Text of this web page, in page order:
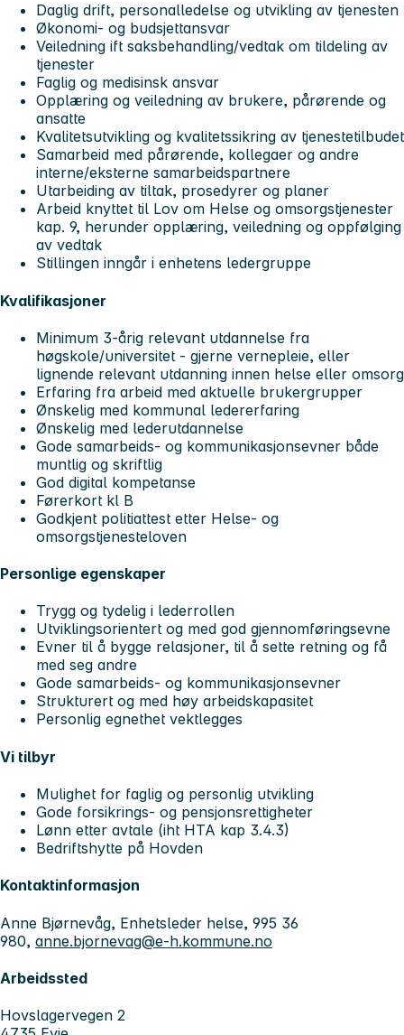
Daglig drift, personalledelse og utvikling av tjenesten
Økonomi- og budsjettansvar
Veiledning ift saksbehandling/vedtak om tildeling av
tjenester
Faglig og medisinsk ansvar
Opplæring og veiledning av brukere, pårørende og
ansatte
Kvalitetsutvikling og kvalitetssikring av tjenestetilbudet
Samarbeid med pårørende, kollegaer og andre
interne/eksterne samarbeidspartnere
Utarbeiding av tiltak, prosedyrer og planer
Arbeid knyttet til Lov om Helse og omsorgstjenester
kap. 9, herunder opplæring, veiledning og oppfølging
av vedtak
Stillingen inngår i enhetens ledergruppe
Kvalifikasjoner
Minimum 3-årig relevant utdannelse fra
høgskole/universitet - gjerne vernepleie, eller
lignende relevant utdanning innen helse eller omsorg
Erfaring fra arbeid med aktuelle brukergrupper
Ønskelig med kommunal ledererfaring
Ønskelig med lederutdannelse
Gode samarbeids- og kommunikasjonsevner både
muntlig og skriftlig
God digital kompetanse
Førerkort kl B
Godkjent politiattest etter Helse- og
omsorgstjenesteloven
Personlige egenskaper
Trygg og tydelig i lederrollen
Utviklingsorientert og med god gjennomføringsevne
Evner til å bygge relasjoner, til å sette retning og få
med seg andre
Gode samarbeids- og kommunikasjonsevner
Strukturert og med høy arbeidskapasitet
Personlig egnethet vektlegges
Vi tilbyr
Mulighet for faglig og personlig utvikling
Gode forsikrings- og pensjonsrettigheter
Lønn etter avtale (iht HTA kap 3.4.3)
Bedriftshytte på Hovden
Kontaktinformasjon
Anne Bjørnevåg, Enhetsleder helse, 995 36
980, anne.bjornevag@e-h.kommune.no
Arbeidssted
Hovslagervegen 2